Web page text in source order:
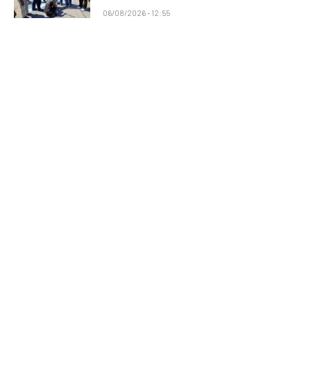
06/08/2026 - 12:55